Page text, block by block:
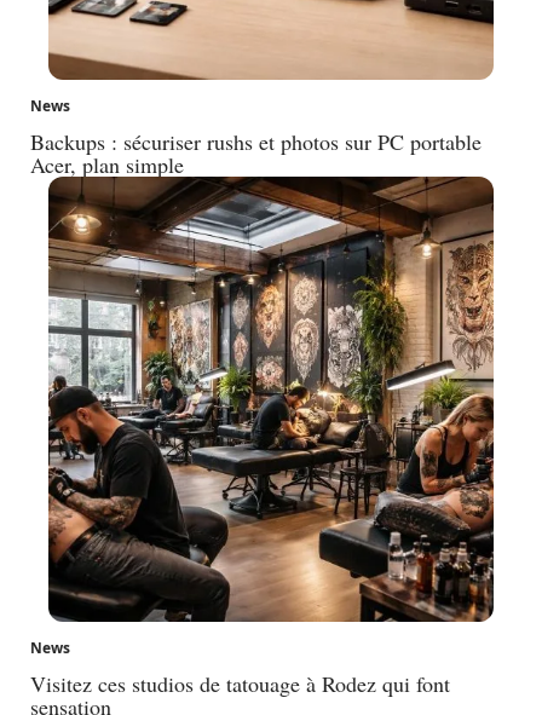
News
Backups : sécuriser rushs et photos sur PC portable
Acer, plan simple
News
Visitez ces studios de tatouage à Rodez qui font
sensation